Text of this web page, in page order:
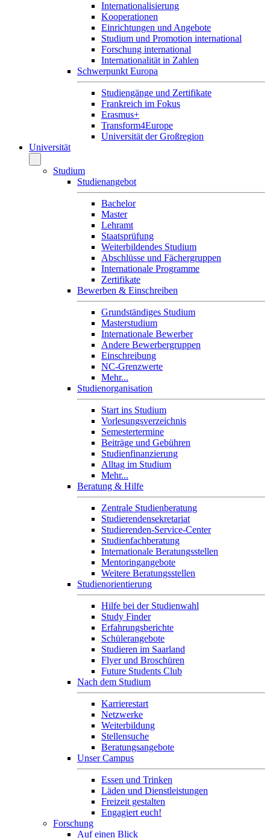
Internationalisierung
Kooperationen
Einrichtungen und Angebote
Studium und Promotion international
Forschung international
Internationalität in Zahlen
Schwerpunkt Europa
Studiengänge und Zertifikate
Frankreich im Fokus
Erasmus+
Transform4Europe
Universität der Großregion
Universität
Studium
Studienangebot
Bachelor
Master
Lehramt
Staatsprüfung
Weiterbildendes Studium
Abschlüsse und Fächergruppen
Internationale Programme
Zertifikate
Bewerben & Einschreiben
Grundständiges Studium
Masterstudium
Internationale Bewerber
Andere Bewerbergruppen
Einschreibung
NC-Grenzwerte
Mehr...
Studienorganisation
Start ins Studium
Vorlesungsverzeichnis
Semestertermine
Beiträge und Gebühren
Studienfinanzierung
Alltag im Studium
Mehr...
Beratung & Hilfe
Zentrale Studienberatung
Studierendensekretariat
Studierenden-Service-Center
Studienfachberatung
Internationale Beratungsstellen
Mentoringangebote
Weitere Beratungsstellen
Studienorientierung
Hilfe bei der Studienwahl
Study Finder
Erfahrungsberichte
Schülerangebote
Studieren im Saarland
Flyer und Broschüren
Future Students Club
Nach dem Studium
Karrierestart
Netzwerke
Weiterbildung
Stellensuche
Beratungsangebote
Unser Campus
Essen und Trinken
Läden und Dienstleistungen
Freizeit gestalten
Engagiert euch!
Forschung
Auf einen Blick